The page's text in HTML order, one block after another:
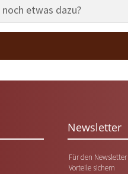
Newsletter
Für den
Vorteile sichern